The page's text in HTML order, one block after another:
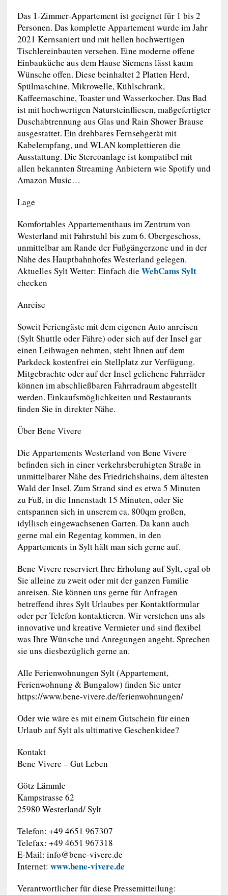
Das 1-Zimmer-Appartement ist geeignet für 1 bis 2
Personen. Das komplette Appartement wurde im Jahr
2021 Kernsaniert und mit hellen hochwertigen
Tischlereinbauten versehen. Eine moderne offene
Einbauküche aus dem Hause Siemens lässt kaum
Wünsche offen. Diese beinhaltet 2 Platten Herd,
Spülmaschine, Mikrowelle, Kühlschrank,
Kaffeemaschine, Toaster und Wasserkocher. Das Bad
ist mit hochwertigen Natursteinfliesen, maßgefertigter
Duschabtrennung aus Glas und Rain Shower Brause
ausgestattet. Ein drehbares Fernsehgerät mit
Kabelempfang, und WLAN komplettieren die
Ausstattung. Die Stereoanlage ist kompatibel mit
allen bekannten Streaming Anbietern wie Spotify und
Amazon Music…
Lage
Komfortables Appartementhaus im Zentrum von
Westerland mit Fahrstuhl bis zum 6. Obergeschoss,
unmittelbar am Rande der Fußgängerzone und in der
Nähe des Hauptbahnhofes Westerland gelegen.
Aktuelles Sylt Wetter: Einfach die WebCams Sylt
checken
Anreise
Soweit Feriengäste mit dem eigenen Auto anreisen
(Sylt Shuttle oder Fähre) oder sich auf der Insel gar
einen Leihwagen nehmen, steht Ihnen auf dem
Parkdeck kostenfrei ein Stellplatz zur Verfügung.
Mitgebrachte oder auf der Insel geliehene Fahrräder
können im abschließbaren Fahrradraum abgestellt
werden. Einkaufsmöglichkeiten und Restaurants
finden Sie in direkter Nähe.
Über Bene Vivere
Die Appartements Westerland von Bene Vivere
befinden sich in einer verkehrsberuhigten Straße in
unmittelbarer Nähe des Friedrichshains, dem ältesten
Wald der Insel. Zum Strand sind es etwa 5 Minuten
zu Fuß, in die Innenstadt 15 Minuten, oder Sie
entspannen sich in unserem ca. 800qm großen,
idyllisch eingewachsenen Garten. Da kann auch
gerne mal ein Regentag kommen, in den
Appartements in Sylt hält man sich gerne auf.
Bene Vivere reserviert Ihre Erholung auf Sylt, egal ob
Sie alleine zu zweit oder mit der ganzen Familie
anreisen. Sie können uns gerne für Anfragen
betreffend ihres Sylt Urlaubes per Kontaktformular
oder per Telefon kontaktieren. Wir verstehen uns als
innovative und kreative Vermieter und sind flexibel
was Ihre Wünsche und Anregungen angeht. Sprechen
sie uns diesbezüglich gerne an.
Alle Ferienwohnungen Sylt (Appartement,
Ferienwohnung & Bungalow) finden Sie unter
https://www.bene-vivere.de/ferienwohnungen/
Oder wie wäre es mit einem Gutschein für einen
Urlaub auf Sylt als ultimative Geschenkidee?
Kontakt
Bene Vivere – Gut Leben
Götz Lämmle
Kampstrasse 62
25980 Westerland/ Sylt
Telefon: +49 4651 967307
Telefax: +49 4651 967318
E-Mail: info@bene-vivere.de
Internet: www.bene-vivere.de
Verantwortlicher für diese Pressemitteilung: